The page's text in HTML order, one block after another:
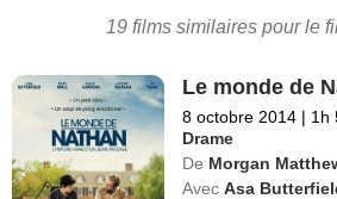
19 films similaires pour le
Le monde de
8 octobre 2014 | 1h
Drame
De Morgan
Avec Asa